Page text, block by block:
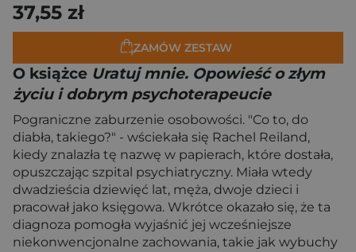
37,55 zł
ZAMÓW ZESTAW
O książce Uratuj mnie. Opowieść o złym
życiu i dobrym psychoterapeucie
Pograniczne zaburzenie osobowości. "Co to, do
diabła, takiego?" - wściekała się Rachel Reiland,
kiedy znalazła tę nazwę w papierach, które dostała,
opuszczając szpital psychiatryczny. Miała wtedy
dwadzieścia dziewięć lat, męża, dwoje dzieci i
pracował jako księgowa. Wkrótce okazało się, że ta
diagnoza pomogła wyjaśnić jej wcześniejsze
niekonwencjonalne zachowania, takie jak wybuchy